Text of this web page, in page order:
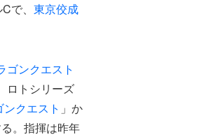
で、 東京佼成
ゴンクエスト
ロトシリーズ
ンクエスト 」か
。指揮は昨年